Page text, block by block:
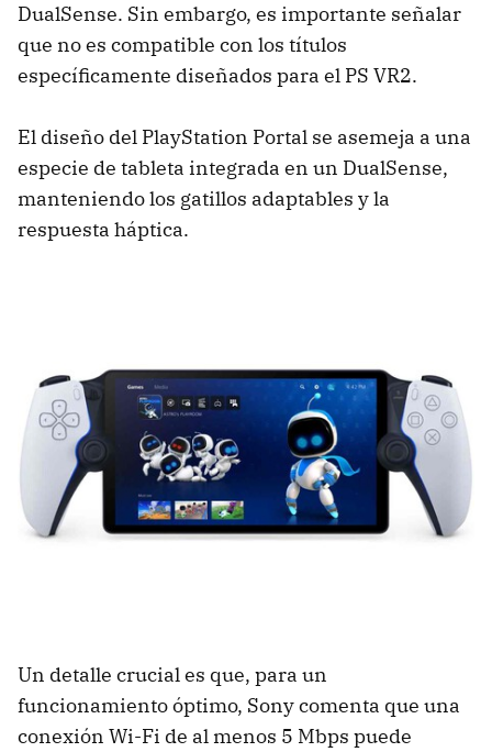
DualSense. Sin embargo, es importante señalar
que no es compatible con los títulos
específicamente diseñados para el PS VR2.
El diseño del PlayStation Portal se asemeja a una
especie de tableta integrada en un DualSense,
manteniendo los gatillos adaptables y la
respuesta háptica.
Un detalle crucial es que, para un
funcionamiento óptimo, Sony comenta que una
conexión Wi-Fi de al menos 5 Mbps puede